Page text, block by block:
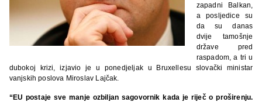
zapadni Balkan,
a posljedice su
da su danas
dvije tamošnje
države pred
raspadom, a tri u
dubokoj krizi, izjavio je u ponedjeljak u Bruxellesu slovački ministar
vanjskih poslova Miroslav Lajčak.
“EU postaje sve manje ozbiljan sagovornik kada je riječ o proširenju.